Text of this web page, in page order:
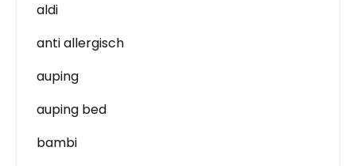
aldi
anti allergisch
auping
auping bed
bambi